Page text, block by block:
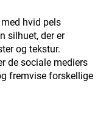
hvid pels
silhuet, der er
og tekstur.
de sociale mediers
fremvise forskellige